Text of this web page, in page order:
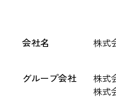
株式情報
会社名 株式
グループ会社
株式
株式